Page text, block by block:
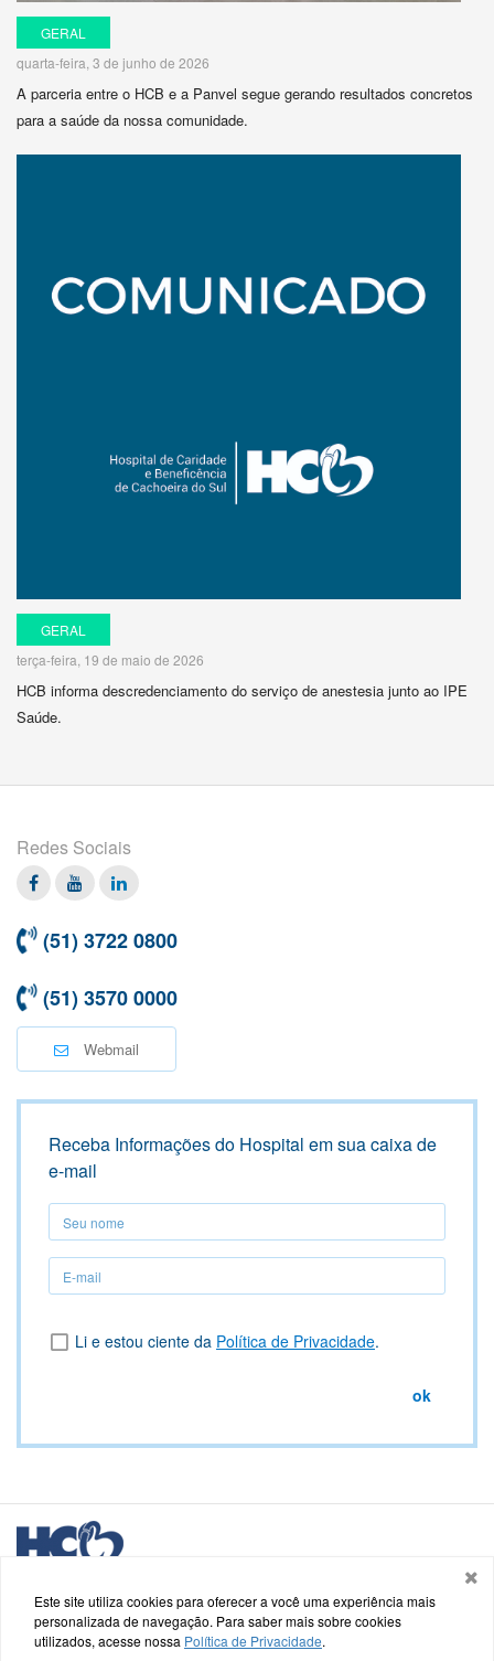
GERAL
quarta-feira, 3 de junho de 2026
A parceria entre o HCB e a Panvel segue gerando resultados concretos
para a saúde da nossa comunidade.
GERAL
terça-feira, 19 de maio de 2026
HCB informa descredenciamento do serviço de anestesia junto ao IPE
Saúde.
Redes Sociais
Facebook
TwitterLinkedin
(51) 3722 0800
(51) 3570 0000
Webmail
Receba Informações do Hospital em sua caixa de
e-mail
Seu
nome
Seu
nome
Li e estou ciente da Política de Privacidade.
ok
Logo
HCB
Saldanha Marinho, nº 48, Centro - Cachoeira do Sul - RS
Termos de uso e Política de Privacidade
Este site utiliza cookies para oferecer a você uma experiência mais
personalizada de navegação. Para saber mais sobre cookies
utilizados, acesse nossa Política de Privacidade.